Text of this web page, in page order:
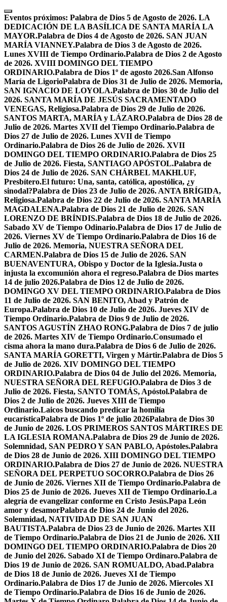
Skip
to
content
Eventos próximos: Palabra de Dios 5 de Agosto de 2026. LA
DEDICACIÓN DE LA BASÍLICA DE SANTA MARÍA LA
MAYOR.Palabra de Dios 4 de Agosto de 2026. SAN JUAN
MARÍA VIANNEY.Palabra de Dios 3 de Agosto de 2026.
Lunes XVIII de Tiempo Ordinario.Palabra de Dios 2 de Agosto
de 2026. XVIII DOMINGO DEL TIEMPO
ORDINARIO.Palabra de Dios 1º de agosto 2026.San Alfonso
María de LigorioPalabra de Dios 31 de Julio de 2026. Memoria,
SAN IGNACIO DE LOYOLA.Palabra de Dios 30 de Julio del
2026. SANTA MARÍA DE JESÚS SACRAMENTADO
VENEGAS, Religiosa.Palabra de Dios 29 de Julio de 2026.
SANTOS MARTA, MARÍA y LÁZARO.Palabra de Dios 28 de
Julio de 2026. Martes XVII del Tiempo Ordinario.Palabra de
Dios 27 de Julio de 2026. Lunes XVII de Tiempo
Ordinario.Palabra de Dios 26 de Julio de 2026. XVII
DOMINGO DEL TIEMPO ORDINARIO.Palabra de Dios 25
de Julio de 2026. Fiesta, SANTIAGO APÓSTOL.Palabra de
Dios 24 de Julio de 2026. SAN CHÁRBEL MAKHLUF,
Presbítero.El futuro: Una, santa, católica, apostólica, ¿y
sinodal?Palabra de Dios 23 de Julio de 2026. ANTA BRÍGIDA,
Religiosa.Palabra de Dios 22 de Julio de 2026. SANTA MARÍA
MAGDALENA.Palabra de Dios 21 de Julio de 2026. SAN
LORENZO DE BRÍNDIS.Palabra de Dios 18 de Julio de 2026.
Sabado XV de Tiempo Odinario.Palabra de Dios 17 de Julio de
2026. Viernes XV de Tiempo Ordinario.Palabra de Dios 16 de
Julio de 2026. Memoria, NUESTRA SEÑORA DEL
CARMEN.Palabra de Dios 15 de Julio de 2026. SAN
BUENAVENTURA, Obispo y Doctor de la Iglesia.Justa o
injusta la excomunión ahora el regreso.Palabra de Dios martes
14 de julio 2026.Palabra de Dios 12 de Julio de 2026.
DOMINGO XV DEL TIEMPO ORDINARIO.Palabra de Dios
11 de Julio de 2026. SAN BENITO, Abad y Patrón de
Europa.Palabra de Dios 10 de Julio de 2026. Jueves XIV de
Tiempo Ordinario.Palabra de Dios 9 de Julio de 2026.
SANTOS AGUSTÍN ZHAO RONG.Palabra de Dios 7 de julio
de 2026. Martes XIV de Tiempo Ordinario.Consumado el
cisma ahora la mano dura.Palabra de Dios 6 de Julio de 2026.
SANTA MARÍA GORETTI, Virgen y Mártir.Palabra de Dios 5
de Julio de 2026. XIV DOMINGO DEL TIEMPO
ORDINARIO.Palabra de Dios 04 de Julio del 2026. Memoria,
NUESTRA SEÑORA DEL REFUGIO.Palabra de Dios 3 de
Julio de 2026. Fiesta, SANTO TOMÁS, Apóstol.Palabra de
Dios 2 de Julio de 2026. Jueves XIII de Tiempo
Ordinario.Laicos buscando predicar la homilía
eucarísticaPalabra de Dios 1º de julio 2026Palabra de Dios 30
de Junio de 2026. LOS PRIMEROS SANTOS MÁRTIRES DE
LA IGLESIA ROMANA.Palabra de Dios 29 de Junio de 2026.
Solemnidad, SAN PEDRO Y SAN PABLO, Apóstoles.Palabra
de Dios 28 de Junio de 2026. XIII DOMINGO DEL TIEMPO
ORDINARIO.Palabra de Dios 27 de Junio de 2026. NUESTRA
SEÑORA DEL PERPETUO SOCORRO.Palabra de Dios 26
de Junio de 2026. Viernes XII de Tiempo Ordinario.Palabra de
Dios 25 de Junio de 2026. Jueves XII de Tiempo Ordinario.La
alegría de evangelizar conforme en Cristo Jesús.Papa León
amor y desamorPalabra de Dios 24 de Junio del 2026.
Solemnidad, NATIVIDAD DE SAN JUAN
BAUTISTA.Palabra de Dios 23 de Junio de 2026. Martes XII
de Tiempo Ordinario.Palabra de Dios 21 de Junio de 2026. XII
DOMINGO DEL TIEMPO ORDINARIO.Palabra de Dios 20
de Junio del 2026. Sabado XI de Tiempo Ordinaro.Palabra de
Dios 19 de Junio de 2026. SAN ROMUALDO, Abad.Palabra
de Dios 18 de Junio de 2026. Jueves XI de Tiempo
Ordinario.Palabra de Dios 17 de Junio de 2026. Miercoles XI
de Tiempo Ordinario.Palabra de Dios 16 de Junio de 2026.